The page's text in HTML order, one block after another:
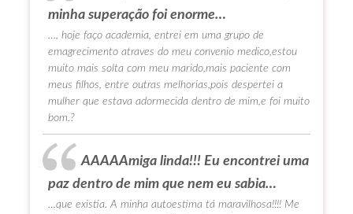
minha superação foi enorme…
…, hoje faço academia, entrei em uma grupo de
emagrecimento atraves do meu convenio medico,estou
muito mais solta com meu marido,mais paciente com
meus filhos, entre outras melhorias,pois despertei a
mulher que estava adormecida dentro de mim,e foi muito
bom.?
AAAAAmiga linda!!! Eu encontrei uma
paz dentro de mim que nem eu sabia…
…que existia. A minha autoestima tá maravilhosa!!!! Me